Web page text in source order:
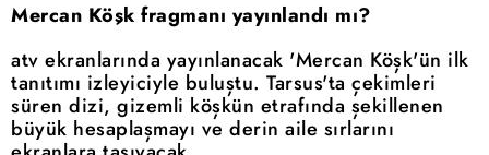
Mercan Köşk fragmanı yayınlandı mı?
atv ekranlarında yayınlanacak 'Mercan Köşk'ün ilk
tanıtımı izleyiciyle buluştu. Tarsus'ta çekimleri
süren dizi, gizemli köşkün etrafında şekillenen
büyük hesaplaşmayı ve derin aile sırlarını